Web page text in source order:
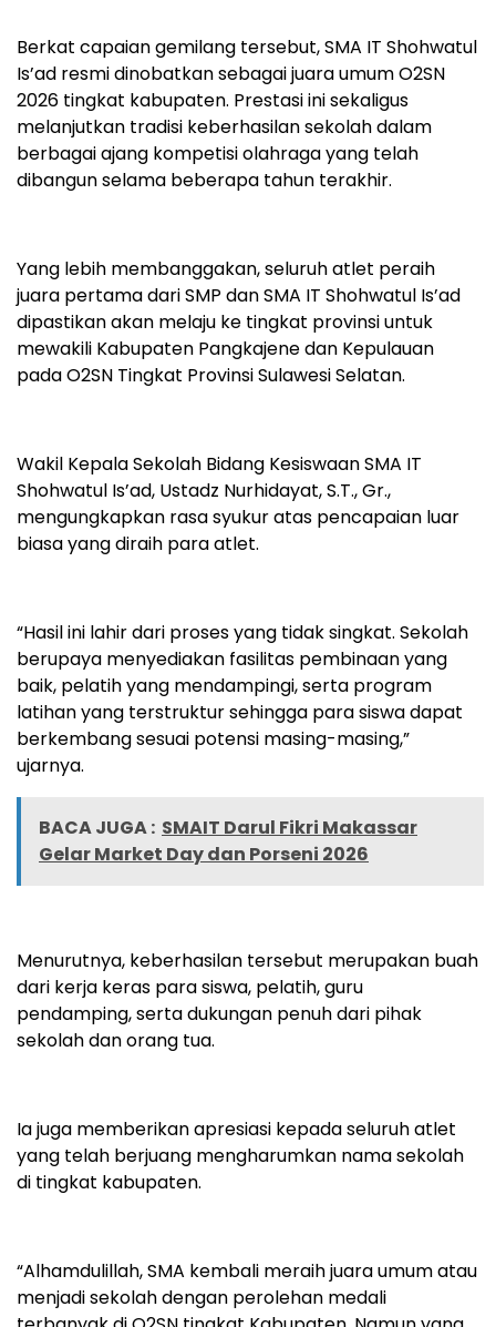
Berkat capaian gemilang tersebut, SMA IT Shohwatul
Is’ad resmi dinobatkan sebagai juara umum O2SN
2026 tingkat kabupaten. Prestasi ini sekaligus
melanjutkan tradisi keberhasilan sekolah dalam
berbagai ajang kompetisi olahraga yang telah
dibangun selama beberapa tahun terakhir.
Yang lebih membanggakan, seluruh atlet peraih
juara pertama dari SMP dan SMA IT Shohwatul Is’ad
dipastikan akan melaju ke tingkat provinsi untuk
mewakili Kabupaten Pangkajene dan Kepulauan
pada O2SN Tingkat Provinsi Sulawesi Selatan.
Wakil Kepala Sekolah Bidang Kesiswaan SMA IT
Shohwatul Is’ad, Ustadz Nurhidayat, S.T., Gr.,
mengungkapkan rasa syukur atas pencapaian luar
biasa yang diraih para atlet.
“Hasil ini lahir dari proses yang tidak singkat. Sekolah
berupaya menyediakan fasilitas pembinaan yang
baik, pelatih yang mendampingi, serta program
latihan yang terstruktur sehingga para siswa dapat
berkembang sesuai potensi masing-masing,”
ujarnya.
BACA JUGA : SMAIT Darul Fikri Makassar
Gelar Market Day dan Porseni 2026
Menurutnya, keberhasilan tersebut merupakan buah
dari kerja keras para siswa, pelatih, guru
pendamping, serta dukungan penuh dari pihak
sekolah dan orang tua.
Ia juga memberikan apresiasi kepada seluruh atlet
yang telah berjuang mengharumkan nama sekolah
di tingkat kabupaten.
“Alhamdulillah, SMA kembali meraih juara umum atau
menjadi sekolah dengan perolehan medali